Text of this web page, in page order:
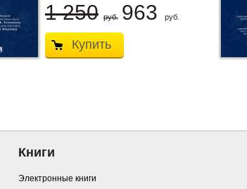
1 250 руб. 963 руб.
Купить
Книги
Электронные книги